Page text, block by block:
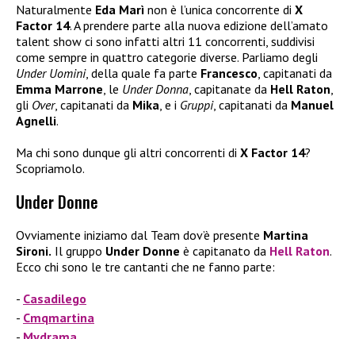
Naturalmente Eda Marì non è l’unica concorrente di X
Factor 14. A prendere parte alla nuova edizione dell’amato
talent show ci sono infatti altri 11 concorrenti, suddivisi
come sempre in quattro categorie diverse. Parliamo degli
Under Uomini, della quale fa parte Francesco , capitanati da
Emma Marrone , le Under Donna , capitanate da Hell Raton
gli Over, capitanati da Mika , e i Gruppi, capitanati da Manuel
Agnelli.
Ma chi sono dunque gli altri concorrenti di X Factor 14?
Scopriamolo.
Under Donne
Ovviamente iniziamo dal Team dov’è presente Martina
Sironi. Il gruppo Under Donne è capitanato da Hell Raton.
Ecco chi sono le tre cantanti che ne fanno parte:
Casadilego
Cmqmartina